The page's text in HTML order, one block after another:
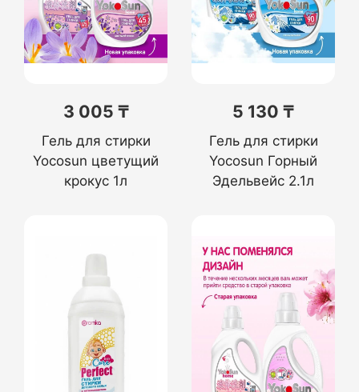
3 005 ₸
Гель для стирки
Yocosun цветущий
крокус 1л
5 130 ₸
Гель для стирки
Yocosun Горный
Эдельвейс 2.1л